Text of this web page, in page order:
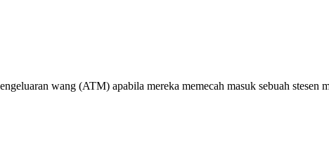
wang (ATM) apabila mereka memecah masuk sebuah stesen